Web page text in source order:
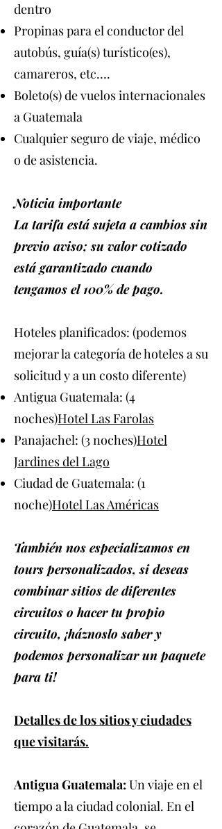
dentro
Propinas para el conductor del
autobús, guía(s) turístico(es),
camareros, etc….
Boleto(s) de vuelos internacionales
a Guatemala
Cualquier seguro de viaje, médico
o de asistencia.
Noticia importante
La tarifa está sujeta a cambios sin
previo aviso; su valor cotizado
está garantizado cuando
tengamos el 100% de pago.
Hoteles planificados: (podemos
mejorar la categoría de hoteles a su
solicitud y a un costo diferente)
Antigua Guatemala: (4
noches)Hotel Las Farolas
Panajachel: (3 noches)Hotel
Jardines del Lago
Ciudad de Guatemala: (1
noche)Hotel Las Américas
También nos especializamos en
tours personalizados, si deseas
combinar sitios de diferentes
circuitos o hacer tu propio
circuito, ¡háznoslo saber y
podemos personalizar un paquete
para ti!
Detalles de los sitios y ciudades
que visitarás.
Antigua Guatemala: Un viaje en el
tiempo a la ciudad colonial. En el